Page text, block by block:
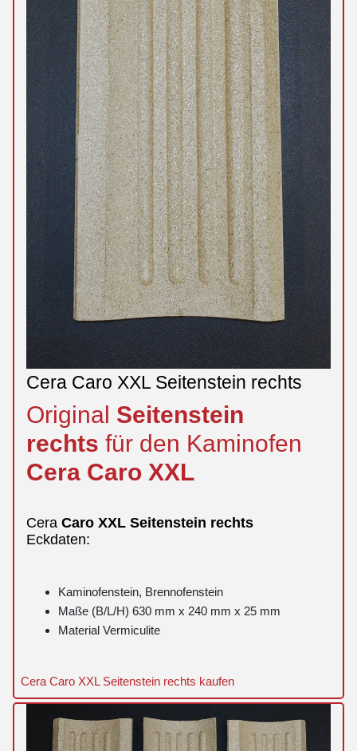
Cera Caro XXL Seitenstein rechts
Original Seitenstein
rechts für den Kaminofen
Cera Caro XXL
Cera Caro XXL Seitenstein rechts
Eckdaten:
Kaminofenstein, Brennofenstein
Maße (B/L/H) 630 mm x 240 mm x 25 mm
Material Vermiculite
Cera Caro XXL Seitenstein rechts kaufen